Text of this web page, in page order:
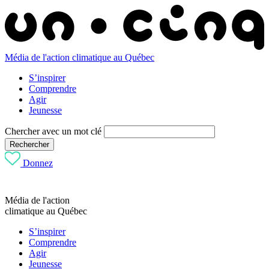
Média de l'action climatique au Québec
S’inspirer
Comprendre
Agir
Jeunesse
Chercher avec un mot clé
Rechercher
Donnez
Média de l'action
climatique au Québec
S’inspirer
Comprendre
Agir
Jeunesse